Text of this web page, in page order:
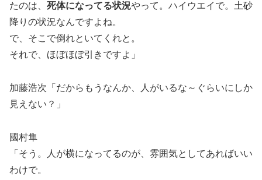
たのは、 死体になってる状況やって。ハイウエイで。土砂
降りの状況なんですよね。
で、そこで倒れといてくれと。
それで、ほぼほぼ引きですよ」
加藤浩次「だからもうなんか、人がいるな～ぐらいにしか
見えない？」
國村隼
「そう。人が横になってるのが、雰囲気としてあればいい
わけで。